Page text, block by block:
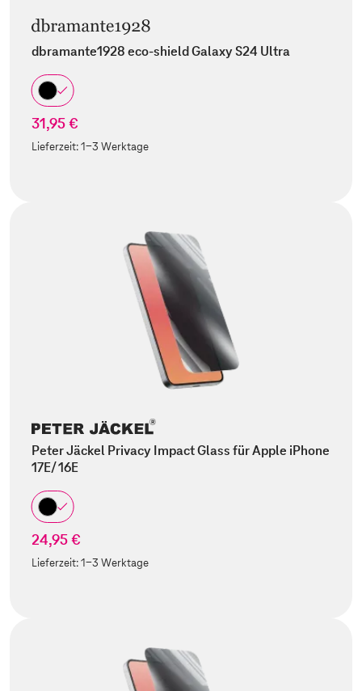
dbramante1928 eco-shield Galaxy S24 Ultra
31,95 €
Lieferzeit:1-3 Werktage
Peter Jäckel Privacy Impact Glass für Apple iPhone
17E/ 16E
24,95 €
Lieferzeit:1-3 Werktage